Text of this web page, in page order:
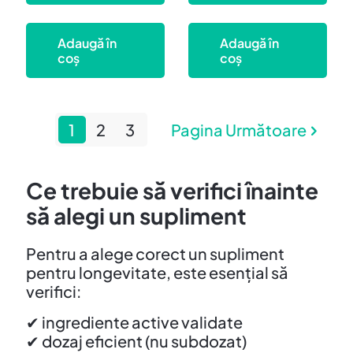
30.25 lei.
Adaugă în
coș
69.93 lei.
Adaugă în
coș
1 2 3 Pagina Următoare
Ce trebuie să verifici înainte
să alegi un supliment
Pentru a alege corect un supliment
pentru longevitate, este esențial să
verifici:
✔ ingrediente active validate
✔ dozaj eficient (nu subdozat)